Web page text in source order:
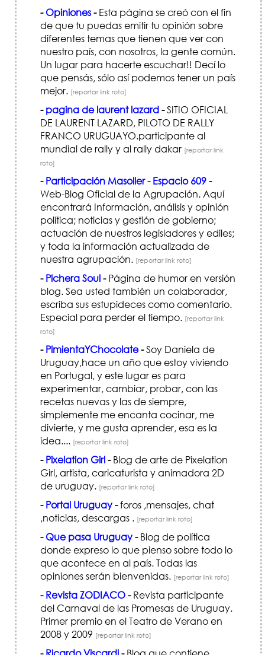
- Opiniones-Esta página se creó con el fin
de que tu puedas emitir tu opinión sobre
diferentes temas que tienen que ver con
nuestro país, con nosotros, la gente común.
Un lugar para hacerte escuchar!! Decí lo
que pensás, sólo así podemos tener un país
mejor. [reportar link roto]
- pagina de laurent lazard-SITIO OFICIAL
DE LAURENT LAZARD, PILOTO DE RALLY
FRANCO URUGUAYO.participante al
mundial de rally y al rally dakar [reportar link
roto]
- Participación Masoller - Espacio 609-
Web-Blog Oficial de la Agrupación. Aquí
encontrará Información, análisis y opinión
política; noticias y gestión de gobierno;
actuación de nuestros legisladores y ediles;
y toda la información actualizada de
nuestra agrupación. [reportar link roto]
- Pichera Soul-Página de humor en versión
blog. Sea usted también un colaborador,
escriba sus estupideces como comentario.
Especial para perder el tiempo. [reportar link
roto]
- PimientaYChocolate-Soy Daniela de
Uruguay,hace un año que estoy viviendo
en Portugal, y este lugar es para
experimentar, cambiar, probar, con las
recetas nuevas y las de siempre,
simplemente me encanta cocinar, me
divierte, y me gusta aprender, esa es la
idea.... [reportar link roto]
- Pixelation Girl-Blog de arte de Pixelation
Girl, artista, caricaturista y animadora 2D
de uruguay. [reportar link roto]
- Portal Uruguay-foros ,mensajes, chat
,noticias, descargas . [reportar link roto]
- Que pasa Uruguay-Blog de política
donde expreso lo que pienso sobre todo lo
que acontece en al país. Todas las
opiniones serán bienvenidas. [reportar link roto]
- Revista ZODIACO-Revista participante
del Carnaval de las Promesas de Uruguay.
Primer premio en el Teatro de Verano en
2008 y 2009 [reportar link roto]